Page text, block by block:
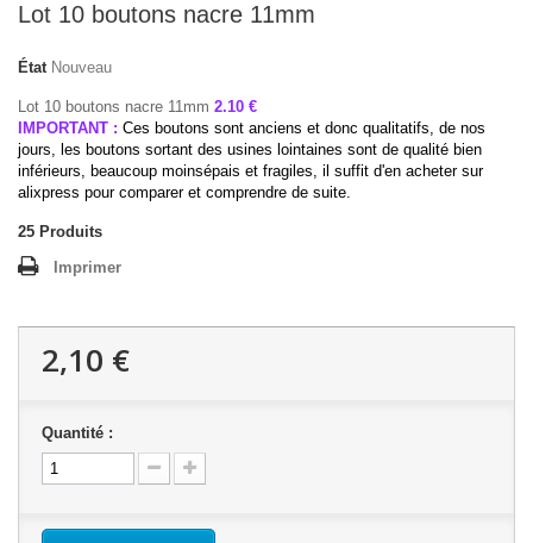
Lot 10 boutons nacre 11mm
État Nouveau
Lot 10 boutons nacre 11mm 2.10 €
IMPORTANT : Ces boutons sont anciens et donc qualitatifs, de nos
jours, les boutons sortant des usines lointaines sont de qualité bien
inférieurs, beaucoup moinsépais et fragiles, il suffit d'en acheter sur
alixpress pour comparer et comprendre de suite.
25 Produits
Imprimer
2,10 €
Quantité :